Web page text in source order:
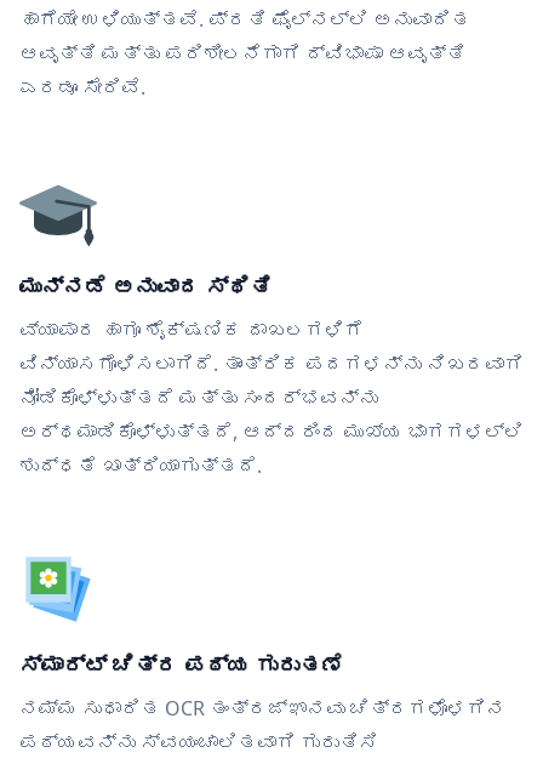
ಹಾಗೆಯೇ ಉಳಿಯುತ್ತವೆ. ಪ್ರತಿ ಫೈಲ್‌ನಲ್ಲಿ ಅನುವಾದಿತ
ಆವೃತ್ತಿ ಮತ್ತು ಪರಿಶೀಲನೆಗಾಗಿ ದ್ವಿಭಾಷಾ ಆವೃತ್ತಿ
ಎರಡೂ ಸೇರಿವೆ.
ಮುನ್ನಡೆ ಅನುವಾದ ಸ್ಥಿತಿ
ವ್ಯಾಪಾರ ಹಾಗೂ ಶೈಕ್ಷಣಿಕ ದಾಖಲಗಳಿಗೆ
ವಿನ್ಯಾಸಗೊಳಿಸಲಾಗಿದೆ. ತಾಂತ್ರಿಕ ಪದಗಳನ್ನು ನಿಖರವಾಗಿ
ನೋಡಿಕೊಳ್ಳುತ್ತದೆ ಮತ್ತು ಸಂದರ್ಭವನ್ನು
ಅರ್ಥಮಾಡಿಕೊಳ್ಳುತ್ತದೆ, ಆದ್ದರಿಂದ ಮುಖ್ಯ ಭಾಗಗಳಲ್ಲಿ
ಶುದ್ಧತೆ ಖಾತ್ರಿಯಾಗುತ್ತದೆ.
ಸ್ಮಾರ್ಟ್ ಚಿತ್ರ ಪಠ್ಯ ಗುರುತಣೆ
ನಮ್ಮ ಸುಧಾರಿತ OCR ತಂತ್ರಜ್ಞಾನವು ಚಿತ್ರಗಳೊಳಗಿನ
ಪಠ್ಯವನ್ನು ಸ್ವಯಂಚಾಲಿತವಾಗಿ ಗುರುತಿಸಿ